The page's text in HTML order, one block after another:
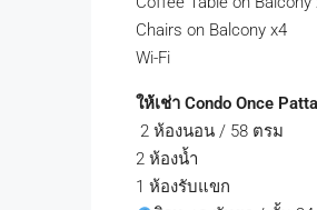
Chairs on Balcony x4
Wi-Fi
ให้เช่า Condo Once
​ 2 ห้องนอน / 58 ตรม
2 ห้องน้ำ
1 ห้องรับแขก